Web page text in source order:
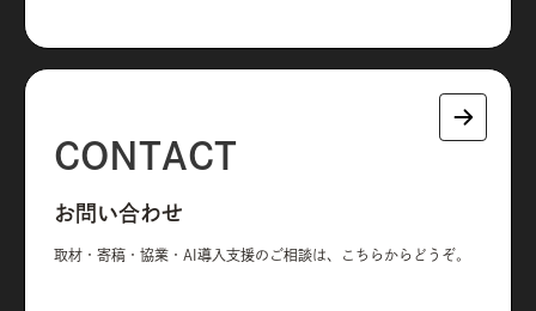
CONTACT
お問い合わせ
取材・寄稿・協業・AI導入支援のご相談は、こちらからどうぞ。